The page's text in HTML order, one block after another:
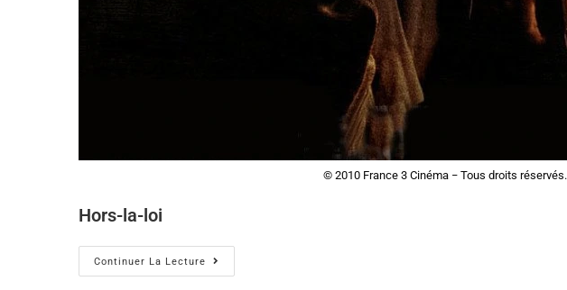
© 2010 France 3 Cinéma − Tous droits réservés.
Hors-la-loi
Continuer La Lecture